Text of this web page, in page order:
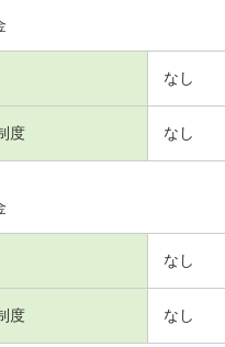
なし
度 なし
なし
度 なし